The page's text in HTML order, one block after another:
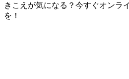
きこえが気になる？今すぐオンラ
を！